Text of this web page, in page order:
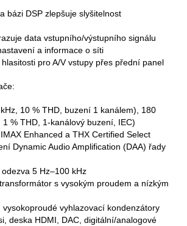
bázi DSP zlepšuje slyšitelnost
data vstupního/výstupního signálu
a informace o síti
pro A/V vstupy přes přední panel
10 % THD, buzení 1 kanálem), 180
% THD, 1-kanálový buzení, IEC)
Enhanced a THX Certified Select
Dynamic Audio Amplification (DAA) řady
5 Hz–100 kHz
s vysokým proudem a nízkým
vyhlazovací kondenzátory
deska HDMI, DAC, digitální/analogové